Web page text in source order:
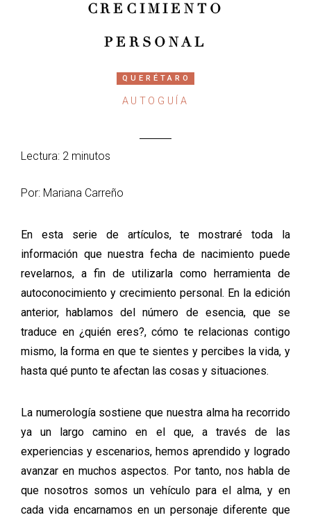
CRECIMIENTO
PERSONAL
QUERÉTARO
AUTOGUÍA
Lectura: 2 minutos
Por: Mariana Carreño
En esta serie de artículos, te mostraré toda la
información que nuestra fecha de nacimiento puede
revelarnos, a fin de utilizarla como herramienta de
autoconocimiento y crecimiento personal. En la edición
anterior, hablamos del número de esencia, que se
traduce en ¿quién eres?, cómo te relacionas contigo
mismo, la forma en que te sientes y percibes la vida, y
hasta qué punto te afectan las cosas y situaciones.
La numerología sostiene que nuestra alma ha recorrido
ya un largo camino en el que, a través de las
experiencias y escenarios, hemos aprendido y logrado
avanzar en muchos aspectos. Por tanto, nos habla de
que nosotros somos un vehículo para el alma, y en
cada vida encarnamos en un personaje diferente que